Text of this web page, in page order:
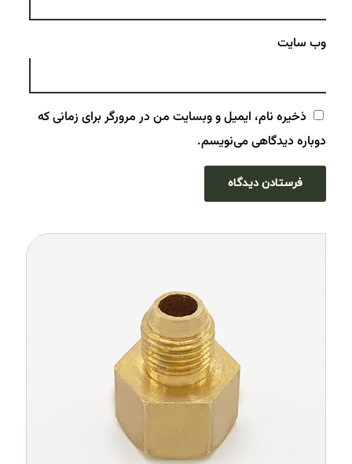
وب‌ سایت
ذخیره نام، ایمیل و وبسایت من در مرورگر برای زمانی که
دوباره دیدگاهی می‌نویسم.